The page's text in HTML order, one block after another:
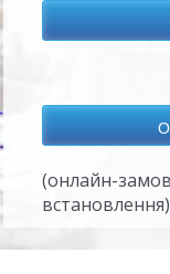
(онлайн-
встановлення)